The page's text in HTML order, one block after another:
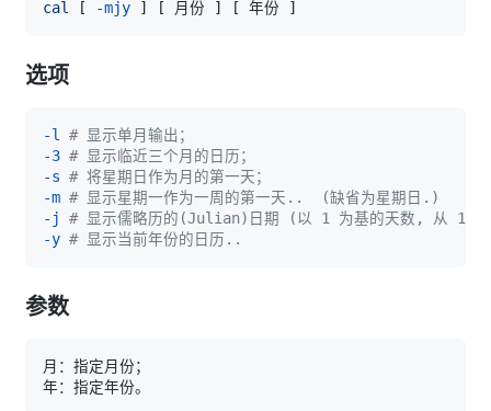
cal [ -mjy ] [ 月份 ] [ 年份 ]
选项
-l
# 显示单月输出；
-3 # 显示临近三个月的日历；
-s # 将星期日作为月的第一天；
-m # 显示星期一作为一周的第一天..  (缺省为星期日.)
-j
# 显示儒略历的(Julian)日期 (以 1 为基的天数, 从 1
-y # 显示当前年份的日历..
参数